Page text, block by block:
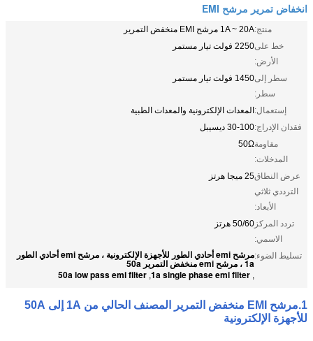
انخفاض تمرير مرشح EMI
منتج:1A ~ 20A مرشح EMI منخفض التمرير
خط على
الأرض:
2250 فولت تيار مستمر
سطر إلى
سطر:
1450 فولت تيار مستمر
إستعمال:المعدات الإلكترونية والمعدات الطبية
فقدان الإدراج:30-100 ديسيبل
مقاومة
المدخلات:
50Ω
عرض النطاق
الترددي ثلاثي
الأبعاد:
25 ميجا هرتز
تردد المركز
الاسمي:
50/60 هرتز
تسليط الضوء: مرشح emi أحادي الطور للأجهزة الإلكترونية ، مرشح emi أحادي الطور
1a ، مرشح emi منخفض التمرير 50a
,
1a single phase emi filter
,
50a low pass emi filter
1.
مرشح EMI منخفض التمرير المصنف الحالي من 1A إلى 50A
للأجهزة الإلكترونية